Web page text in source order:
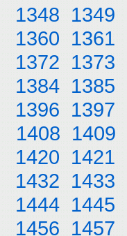
1348 1349
1360 1361
1372 1373
1384 1385
1396 1397
1408 1409
1420 1421
1432 1433
1444 1445
1456 1457